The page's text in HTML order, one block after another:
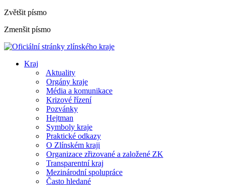
Zvětšit písmo
Zmenšit písmo
Kraj
Aktuality
Orgány kraje
Média a komunikace
Krizové řízení
Pozvánky
Hejtman
Symboly kraje
Praktické odkazy
O Zlínském kraji
Organizace zřizované a založené ZK
Transparentní kraj
Mezinárodní spolupráce
Často hledané